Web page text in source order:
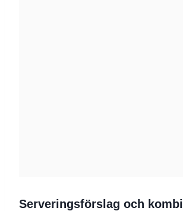
Serveringsförslag och